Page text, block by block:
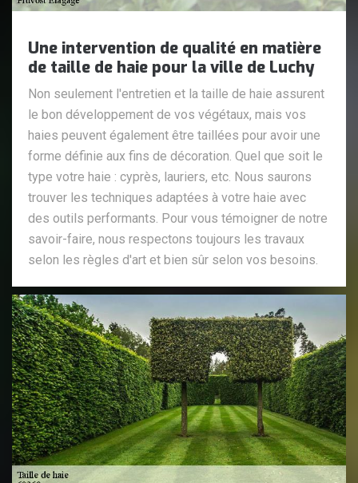
Une intervention de qualité en matière
de taille de haie pour la ville de Luchy
Non seulement l'entretien et la taille de haie assurent
le bon développement de vos végétaux, mais vos
haies peuvent également être taillées pour avoir une
forme définie aux fins de décoration. Quel que soit le
type votre haie : cyprès, lauriers, etc. Nous saurons
trouver les techniques adaptées à votre haie avec
des outils performants. Pour vous témoigner de notre
savoir-faire, nous respectons toujours les travaux
selon les règles d'art et bien sûr selon vos besoins.